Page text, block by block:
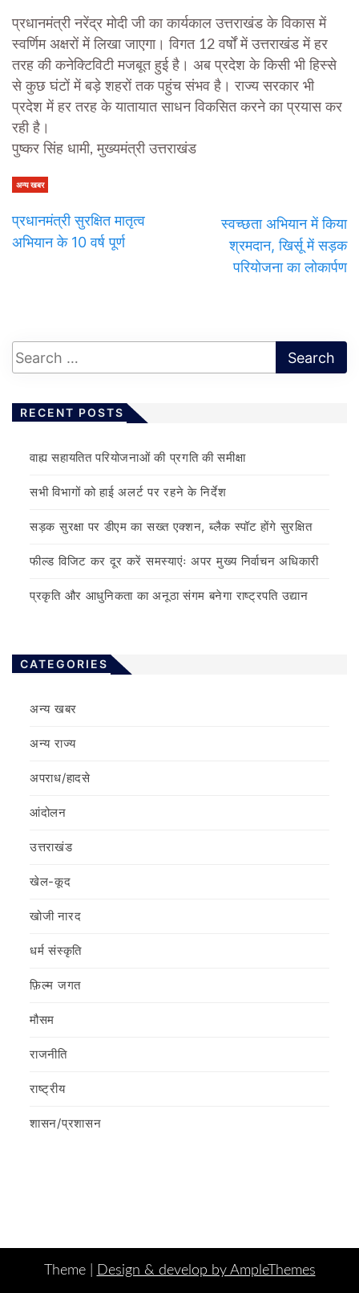
प्रधानमंत्री नरेंद्र मोदी जी का कार्यकाल उत्तराखंड के विकास में
स्वर्णिम अक्षरों में लिखा जाएगा। विगत 12 वर्षों में उत्तराखंड में हर
तरह की कनेक्टिविटी मजबूत हुई है। अब प्रदेश के किसी भी हिस्से
से कुछ घंटों में बड़े शहरों तक पहुंच संभव है। राज्य सरकार भी
प्रदेश में हर तरह के यातायात साधन विकसित करने का प्रयास कर
रही है।
पुष्कर सिंह धामी, मुख्यमंत्री उत्तराखंड
अन्य खबर
प्रधानमंत्री सुरक्षित मातृत्व
अभियान के 10 वर्ष पूर्ण
स्वच्छता अभियान में किया
श्रमदान, खिर्सू में सड़क
परियोजना का लोकार्पण
RECENT POSTS
वाह्य सहायतित परियोजनाओं की प्रगति की समीक्षा
सभी विभागों को हाई अलर्ट पर रहने के निर्देश
सड़क सुरक्षा पर डीएम का सख्त एक्शन, ब्लैक स्पॉट होंगे सुरक्षित
फील्ड विजिट कर दूर करें समस्याएंः अपर मुख्य निर्वाचन अधिकारी
प्रकृति और आधुनिकता का अनूठा संगम बनेगा राष्ट्रपति उद्यान
CATEGORIES
अन्य खबर
अन्य राज्य
अपराध/हादसे
आंदोलन
उत्तराखंड
खेल-कूद
खोजी नारद
धर्म संस्कृति
फ़िल्‍म जगत
मौसम
राजनीति
राष्ट्रीय
शासन/प्रशासन
Theme | Design & develop by AmpleThemes